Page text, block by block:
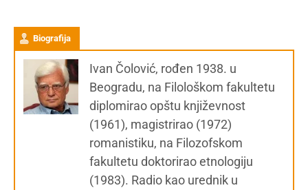
Biografija
Ivan Čolović, rođen 1938. u
Beogradu, na Filološkom fakultetu
diplomirao opštu književnost
(1961), magistrirao (1972)
romanistiku, na Filozofskom
fakultetu doktorirao etnologiju
(1983). Radio kao urednik u